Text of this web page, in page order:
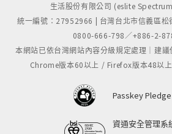
生活股份有限公司 (eslite
統一編號：27952966 | 台灣台北市信義區松
0800-666-798／+886-2-
本網站已依台灣網站內容分級規定處理｜建
Chrome版本60以上 / Firefox版本48以
Passkey Pledge
資通安全管理系